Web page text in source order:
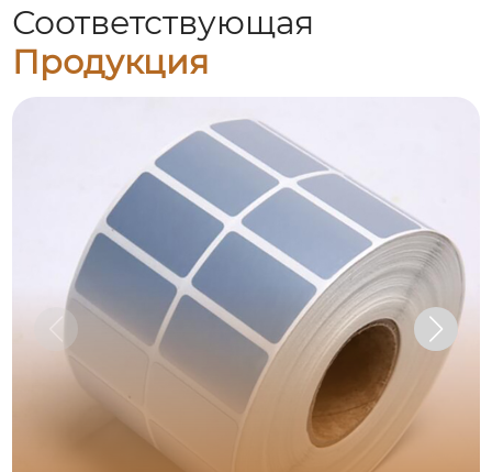
Соответствующая
Продукция